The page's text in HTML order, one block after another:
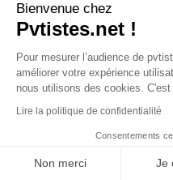
Comment évaluer la
candidats, comment
aux autres ? Il convient
pas seulement de
français ou belges,
de 32 nationalités.
Bienvenue chez
Pvtistes.net !
Pour mesurer l’audience de
améliorer votre expérience
nous utilisons des cookies.
Lire la politique de confidentialité
Consentements
Non merci Je